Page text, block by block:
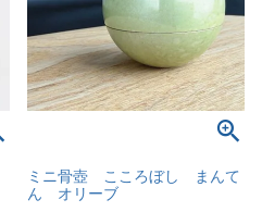
ミニ骨壺 こころぼし まんて
ん オリーブ